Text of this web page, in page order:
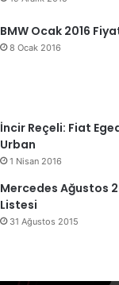
BMW Ocak 2016
8 Ocak 2016
İncir Reçeli: Fiat
Urban
1 Nisan 2016
Mercedes Ağustos
Listesi
31 Ağustos 2015